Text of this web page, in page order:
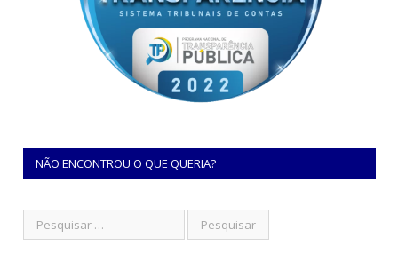
NÃO ENCONTROU O QUE QUERIA?